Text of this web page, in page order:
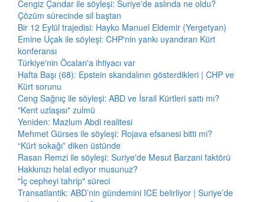
Cengiz Çandar ile söyleşi: Suriye'de aslında ne oldu?
Çözüm sürecinde sil baştan
Bir 12 Eylül trajedisi: Hayko Manuel Eldemir (Yergetyan)
Emine Uçak ile söyleşi: CHP'nin yankı uyandıran Kürt
konferansı
Türkiye'nin Öcalan'a ihtiyacı var
Hafta Başı (68): Epstein skandalının gösterdikleri | CHP ve
Kürt sorunu
Ceng Sağnıç ile söyleşi: ABD ve İsrail Kürtleri sattı mı?
"Kent uzlaşısı" zulmü
Yeniden: Mazlum Abdi realitesi
Mehmet Gürses ile söyleşi: Rojava efsanesi bitti mi?
“Kürt sokağı” diken üstünde
Rasan Remzi ile söyleşi: Suriye'de Mesut Barzani faktörü
Hakkınızı helal ediyor musunuz?
"İç cepheyi tahrip" süreci
Transatlantik: ABD’nin gündemini ICE belirliyor | Suriye’de